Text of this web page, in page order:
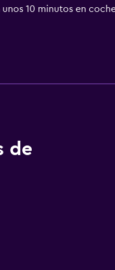
10 minutos en
35 km en coche
instalaciones de
de